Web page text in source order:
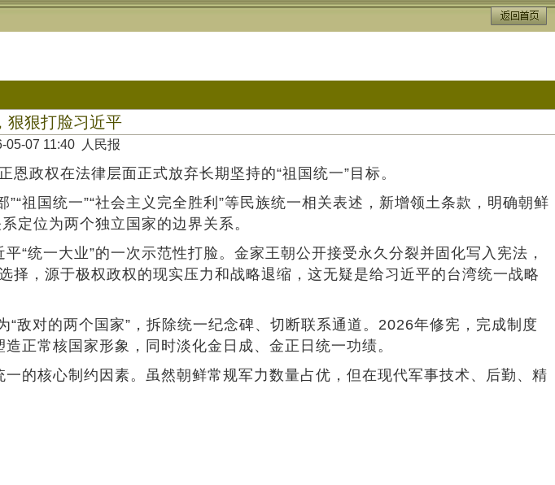
狠狠打脸习近平
07 11:40 人民报
政权在法律层面正式放弃长期坚持的“祖国统一”目标。
祖国统一”“社会主义完全胜利”等民族统一相关表述，新增领土条款，明确朝鲜
定位为两个独立国家的边界关系。
统一大业”的一次示范性打脸。金家王朝公开接受永久分裂并固化写入宪法，
择，源于极权政权的现实压力和战略退缩，这无疑是给习近平的台湾统一战略
敌对的两个国家”，拆除统一纪念碑、切断联系通道。2026年修宪，完成制度
正常核国家形象，同时淡化金日成、金正日统一功绩。
的核心制约因素。虽然朝鲜常规军力数量占优，但在现代军事技术、后勤、精